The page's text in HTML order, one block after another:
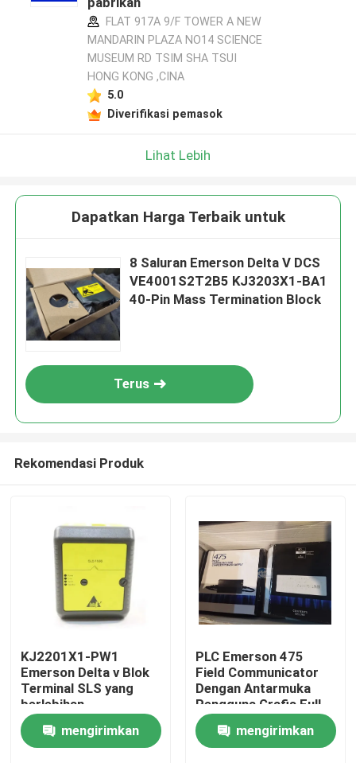
Rumah
FLAT 917A 9/F TOWER A NEW
MANDARIN PLAZA NO14 SCIENCE
MUSEUM RD TSIM SHA TSUI
HONG KONG ,CINA
5.0
Diverifikasi pemasok
Lihat Lebih
Dapatkan Harga Terbaik untuk
8 Saluran Emerson Delta V DCS
VE4001S2T2B5 KJ3203X1-BA1
40-Pin Mass Termination Block
Terus
Rekomendasi Produk
KJ2201X1-PW1
Emerson Delta v Blok
Terminal SLS yang
berlebihan
mengirimkan
PLC Emerson 475
Field Communicator
Dengan Antarmuka
Pengguna Grafis Full
Color
mengirimkan